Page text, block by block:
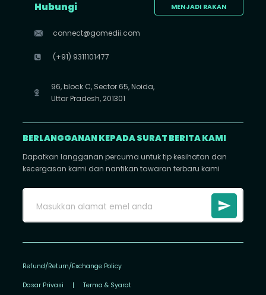
MENJADI RAKAN
Hubungi
connect@gomedii.com
(+91) 9311101477
96, block C, Sector 65, Noida,
Uttar Pradesh, 201301
BERLANGGANAN KEPADA SURAT BERITA KAMI
Dapatkan langganan percuma untuk tip kesihatan dan
kecergasan kami dan nantikan tawaran terbaru kami
Refund/Return/Exchange Policy
Dasar Privasi | Terma & Syarat